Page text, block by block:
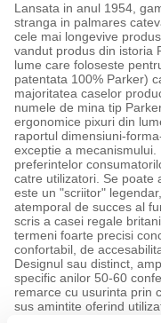
Lansata in anul 1954,
stranga in palmares
cele mai longevive
vandut produs din istoria
lume care foloseste
patentata 100% Parker)
majoritatea caselor
numele de mina tip
ergonomice pixuri din
raportul dimensiuni-
exceptie a
preferintelor
catre utilizatori. Se poate
este un "scriitor"
atemporal de succes al
scris a casei regale
termeni foarte precisi
confortabil, de
Designul sau distinct,
specific anilor 50-60
remarce cu usurinta prin
sus amintite oferind